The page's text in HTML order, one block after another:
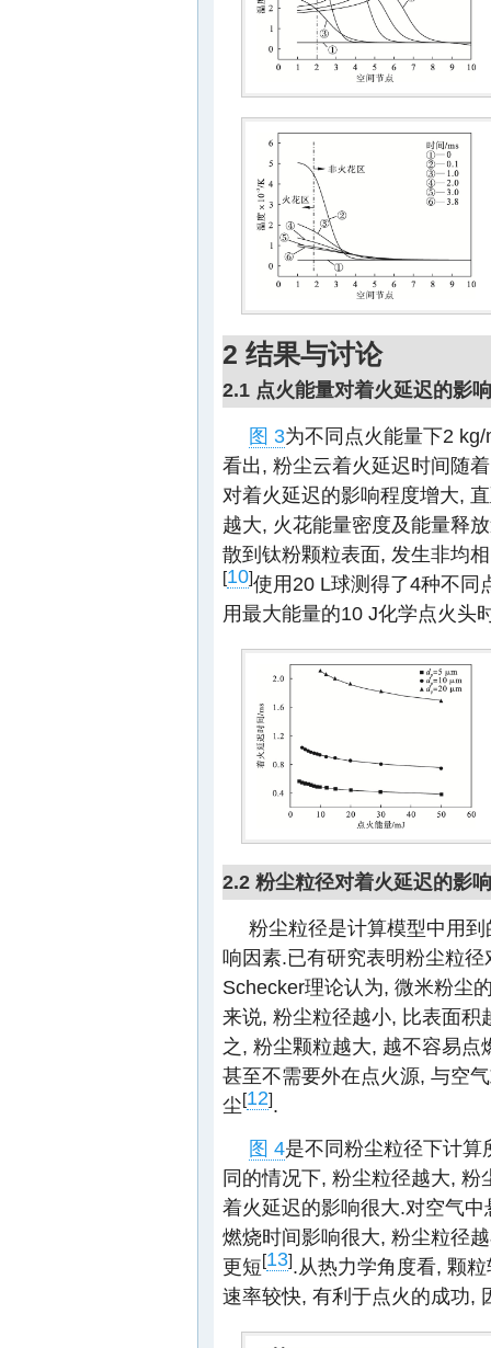
2 结果与讨论
2.1 点火能量对着火延迟的影响
图 3为不同点火能量下2 kg/
看出, 粉尘云着火延迟时间随
对着火延迟的影响程度增大,
越大, 火花能量密度及能量释
散到钛粉颗粒表面, 发生非均
[10]使用20 L球测得了4种不同
用最大能量的10 J化学点火头
2.2 粉尘粒径对着火延迟的影响
粉尘粒径是计算模型中用
响因素.已有研究表明粉尘粒
Schecker理论认为, 微米粉尘
来说, 粉尘粒径越小, 比表面
之, 粉尘颗粒越大, 越不容易
甚至不需要外在点火源, 与空
尘[12].
图 4是不同粉尘粒径下计
同的情况下, 粉尘粒径越大,
着火延迟的影响很大.对空气
燃烧时间影响很大, 粉尘粒径
更短[13].从热力学角度看, 颗
速率较快, 有利于点火的成功,